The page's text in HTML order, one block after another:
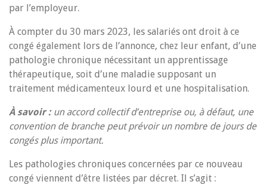
par l’employeur.
À compter du 30 mars 2023, les salariés ont droit à ce
congé également lors de l’annonce, chez leur enfant, d’une
pathologie chronique nécessitant un apprentissage
thérapeutique, soit d’une maladie supposant un
traitement médicamenteux lourd et une hospitalisation.
À savoir :un accord collectif d’entreprise ou, à défaut, une
convention de branche peut prévoir un nombre de jours de
congés plus important.
Les pathologies chroniques concernées par ce nouveau
congé viennent d’être listées par décret. Il s’agit :